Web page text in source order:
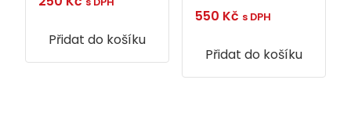
Přidat do košíku
550 Kč s DPH
Přidat do košíku